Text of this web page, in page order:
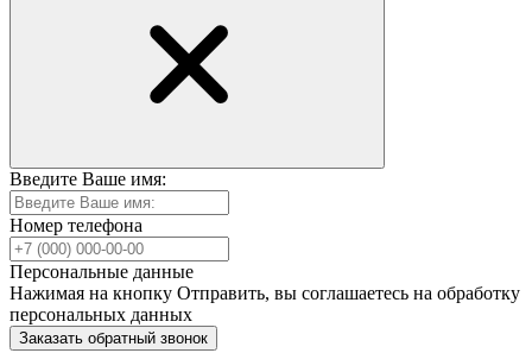
Введите Ваше имя:
Номер телефона
Персональные данные
Нажимая на кнопку Отправить, вы соглашаетесь на обработку
персональных данных
Заказать обратный звонок